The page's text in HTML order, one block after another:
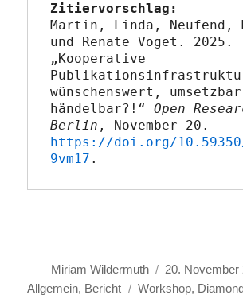
Zitiervorschlag:
Martin, Linda, Neufend,
und Renate Voget. 2025.
„Kooperative
wünschenswert,
händelbar?!“ Open
Berlin
https://doi.org/
9vm17 .
Autor
Miriam Wildermuth
Veröffentlicht
am
20. November
Allgemein, Bericht Schlagwörter
Workshop,